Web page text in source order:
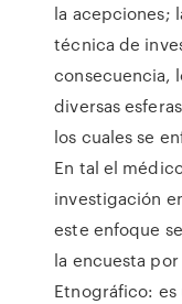
la acepciones;
técnica de
consecuencia,
diversas
los cuales se
En tal el
investigación
este enfoque
la encuesta
Etnográfico: es